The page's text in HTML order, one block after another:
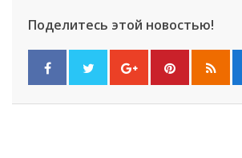
Поделитесь этой новостью!